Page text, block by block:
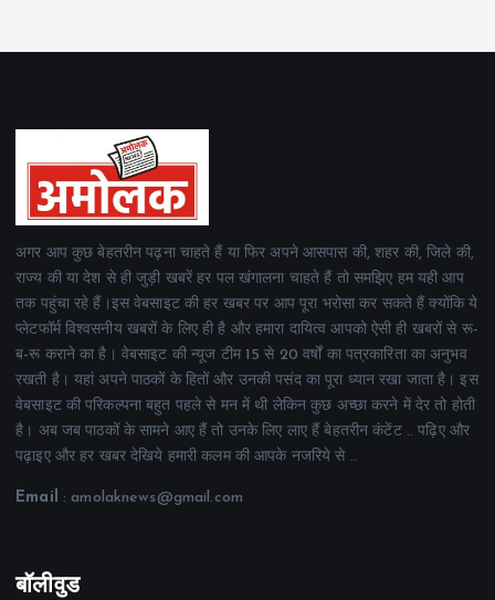
अगर आप कुछ बेहतरीन पढ़ना चाहते हैं या फिर अपने आसपास की, शहर की, जिले की,
राज्य की या देश से ही जुड़ी खबरें हर पल खंगालना चाहते हैं तो समझिए हम यही आप
तक पहुंचा रहे हैं।इस वेबसाइट की हर खबर पर आप पूरा भरोसा कर सकते हैं क्योंकि ये
प्लेटफॉर्म विश्वसनीय खबरों के लिए ही है और हमारा दायित्व आपको ऐसी ही खबरों से रू-
ब-रू कराने का है। वेबसाइट की न्यूज टीम 15 से 20 वर्षों का पत्रकारिता का अनुभव
रखती है। यहां अपने पाठकों के हितों और उनकी पसंद का पूरा ध्यान रखा जाता है। इस
वेबसाइट की परिकल्पना बहुत पहले से मन में थी लेकिन कुछ अच्छा करने में देर तो होती
है। अब जब पाठकों के सामने आए हैं तो उनके लिए लाए हैं बेहतरीन कंटेंट .. पढ़िए और
पढ़ाइए और हर खबर देखिये हमारी कलम की आपके नजरिये से ..
Email : amolaknews@gmail.com
बॉलीवुड